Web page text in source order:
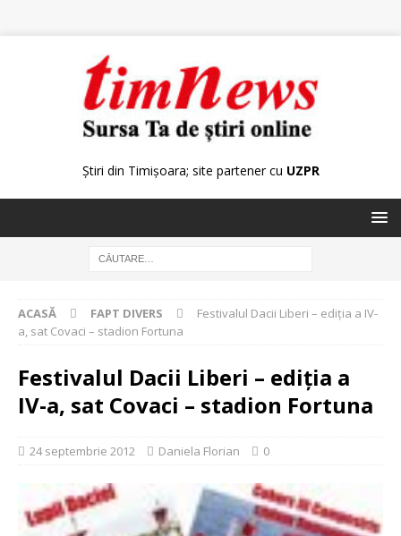
Știri din Timișoara; site partener cu UZPR
ACASĂ FAPT DIVERS
Festivalul Dacii Liberi – ediția a IV-
a, sat Covaci – stadion Fortuna
Festivalul Dacii Liberi – ediția a
IV-a, sat Covaci – stadion Fortuna
24 septembrie 2012 Daniela Florian 0